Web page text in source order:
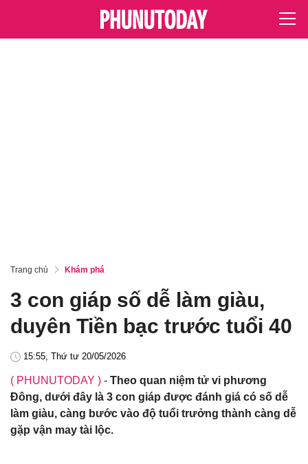
Trang chủ Khám phá
3 con giáp số dễ làm giàu,
duyên Tiền bạc trước tuổi 40
15:55, Thứ tư 20/05/2026
( PHUNUTODAY ) - Theo quan niệm tử vi phương
Đông, dưới đây là 3 con giáp được đánh giá có số dễ
làm giàu, càng bước vào độ tuổi trưởng thành càng dễ
gặp vận may tài lộc.